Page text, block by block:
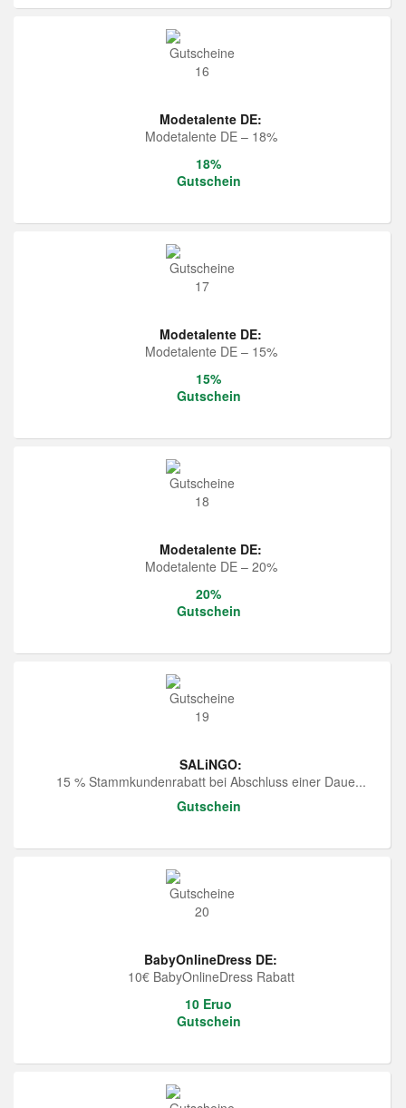
Modetalente DE:
Modetalente DE – 18%
18%
Gutschein
Modetalente DE:
Modetalente DE – 15%
15%
Gutschein
Modetalente DE:
Modetalente DE – 20%
20%
Gutschein
SALiNGO:
15 % Stammkundenrabatt bei Abschluss einer Daue...
Gutschein
BabyOnlineDress DE:
10€ BabyOnlineDress Rabatt
10 Eruo
Gutschein